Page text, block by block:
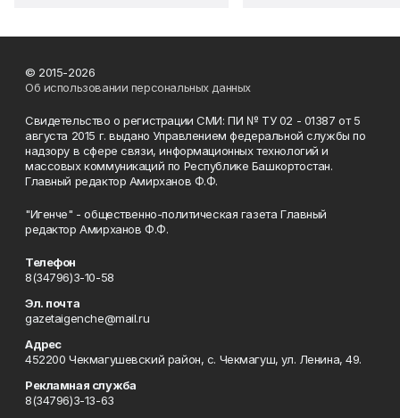
© 2015-2026
Об использовании персональных данных
Свидетельство о регистрации СМИ: ПИ № ТУ 02 - 01387 от 5
августа 2015 г. выдано Управлением федеральной службы по
надзору в сфере связи, информационных технологий и
массовых коммуникаций по Республике Башкортостан.
Главный редактор Амирханов Ф.Ф.
"Игенче" - общественно-политическая газета Главный
редактор Амирханов Ф.Ф.
Телефон
8(34796)3-10-58
Эл. почта
gazetaigenche@mail.ru
Адрес
452200 Чекмагушевский район, с. Чекмагуш, ул. Ленина, 49.
Рекламная служба
8(34796)3-13-63